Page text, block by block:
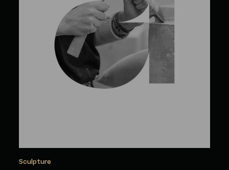
Sculpture